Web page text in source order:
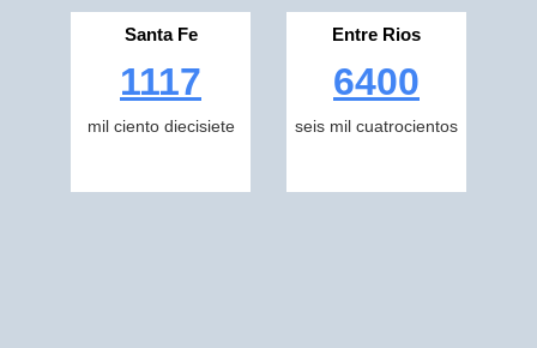
Santa Fe
1117
mil ciento diecisiete
Entre Rios
6400
seis mil cuatrocientos